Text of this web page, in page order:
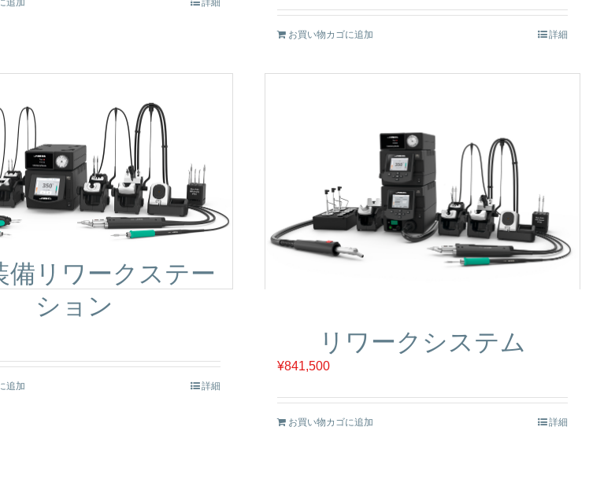
追加 詳細
お買い物カゴに追加 詳細
備リワークステー
ション
追加 詳細
リワークシステム
¥841,500
お買い物カゴに追加 詳細